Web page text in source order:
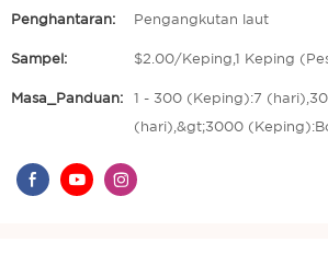
Penghantaran: Pengangkutan laut
Sampel: $2.00/Keping,1 Keping
Masa_Panduan: 1 - 300 (Keping):7
(hari),&gt;3000